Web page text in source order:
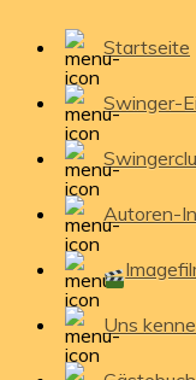
Startseite
Swinger-
Autoren-
Uns